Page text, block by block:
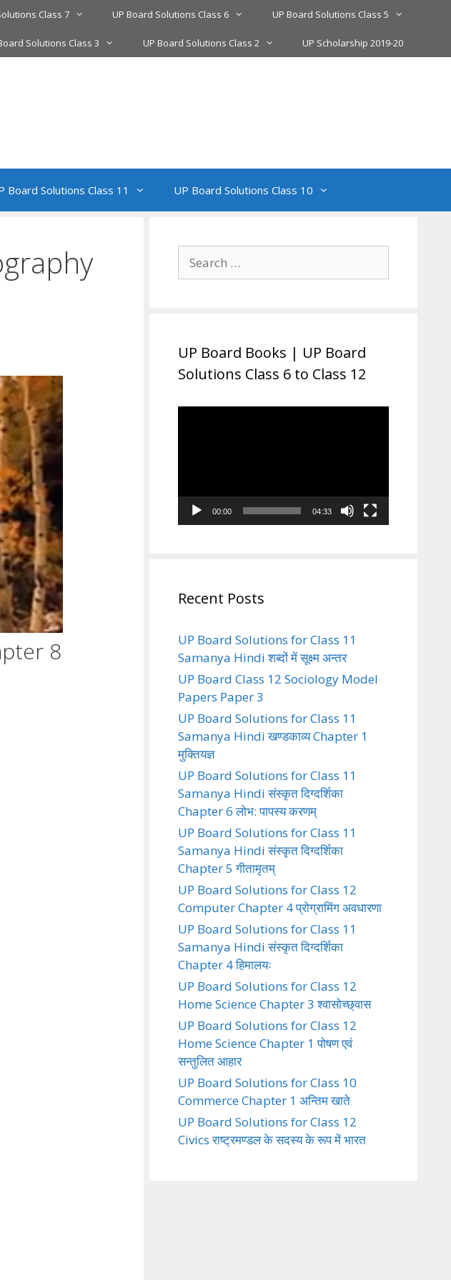
Class 7 UP Board Solutions Class 6 UP Board Solutions Class 5
Solutions Class 3 UP Board Solutions Class 2 UP Scholarship 2019-20
Board Solutions Class 11 UP Board Solutions Class 10
8
for:
UP Board Books | UP Board
Solutions Class 6 to Class 12
00:00 04:33
Recent Posts
UP Board Solutions for Class 11
Samanya Hindi शब्दों में सूक्ष्म अन्तर
UP Board Class 12 Sociology Model
Papers Paper 3
UP Board Solutions for Class 11
Samanya Hindi खण्डकाव्य Chapter 1
मुक्तियज्ञ
UP Board Solutions for Class 11
Samanya Hindi संस्कृत दिग्दर्शिका
Chapter 6 लोभ: पापस्य करणम्
UP Board Solutions for Class 11
Samanya Hindi संस्कृत दिग्दर्शिका
Chapter 5 गीतामृतम्
UP Board Solutions for Class 12
Computer Chapter 4 प्रोग्रामिंग अवधारणा
UP Board Solutions for Class 11
Samanya Hindi संस्कृत दिग्दर्शिका
Chapter 4 हिमालयः
UP Board Solutions for Class 12
Home Science Chapter 3 श्वासोच्छ्वास
UP Board Solutions for Class 12
Home Science Chapter 1 पोषण एवं
सन्तुलित आहार
UP Board Solutions for Class 10
Commerce Chapter 1 अन्तिम खाते
UP Board Solutions for Class 12
Civics राष्ट्रमण्डल के सदस्य के रूप में भारत